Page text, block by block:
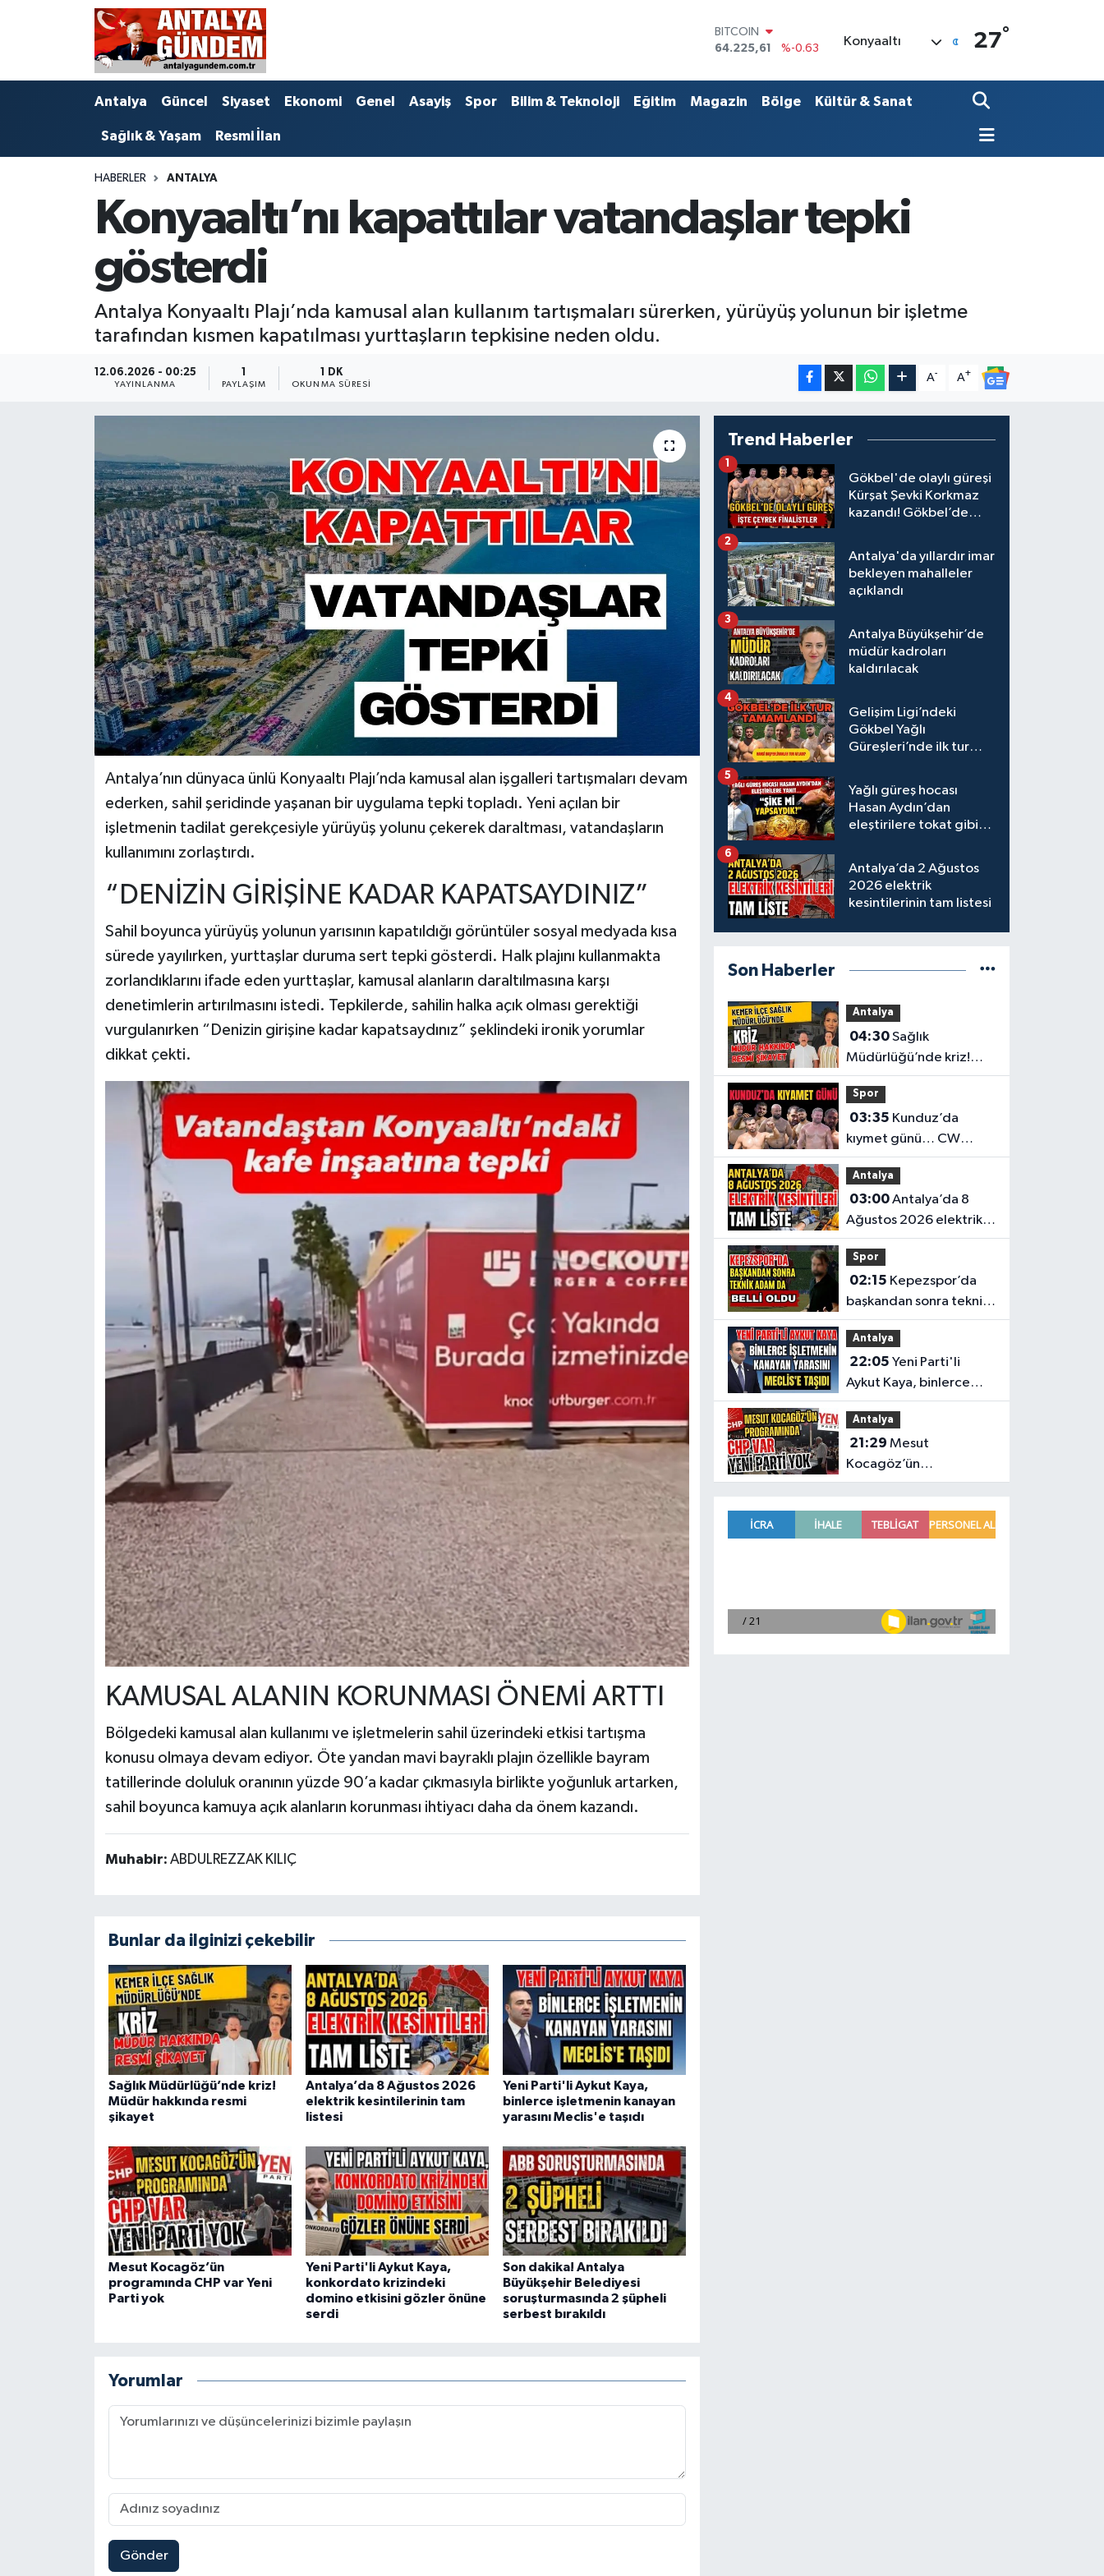
DOLAR
47,6704
%0
STERLİN
Konyaaltı 27°
Antalya Güncel Siyaset Ekonomi Genel Asayiş Spor Bilim & Teknoloji Eğitim Magazin Bölge Kültür & Sanat
Sağlık & Yaşam Resmi İlan
HABERLER ANTALYA
Konyaaltı’nı kapattılar vatandaşlar tepki
gösterdi
Antalya Konyaaltı Plajı’nda kamusal alan kullanım tartışmaları sürerken, yürüyüş yolunun bir işletme
tarafından kısmen kapatılması yurttaşların tepkisine neden oldu.
12.06.2026 - 00:25
YAYINLANMA
1
PAYLAŞIM
1 DK
OKUNMA SÜRESI
A- A+
Antalya’nın dünyaca ünlü Konyaaltı Plajı’nda kamusal alan işgalleri tartışmaları devam
ederken, sahil şeridinde yaşanan bir uygulama tepki topladı. Yeni açılan bir
işletmenin tadilat gerekçesiyle yürüyüş yolunu çekerek daraltması, vatandaşların
kullanımını zorlaştırdı.
“DENİZİN GİRİŞİNE KADAR KAPATSAYDINIZ”
Sahil boyunca yürüyüş yolunun yarısının kapatıldığı görüntüler sosyal medyada kısa
sürede yayılırken, yurttaşlar duruma sert tepki gösterdi. Halk plajını kullanmakta
zorlandıklarını ifade eden yurttaşlar, kamusal alanların daraltılmasına karşı
denetimlerin artırılmasını istedi. Tepkilerde, sahilin halka açık olması gerektiği
vurgulanırken “Denizin girişine kadar kapatsaydınız” şeklindeki ironik yorumlar
dikkat çekti.
KAMUSAL ALANIN KORUNMASI ÖNEMİ ARTTI
Bölgedeki kamusal alan kullanımı ve işletmelerin sahil üzerindeki etkisi tartışma
konusu olmaya devam ediyor. Öte yandan mavi bayraklı plajın özellikle bayram
tatillerinde doluluk oranının yüzde 90’a kadar çıkmasıyla birlikte yoğunluk artarken,
sahil boyunca kamuya açık alanların korunması ihtiyacı daha da önem kazandı.
Muhabir: ABDULREZZAK KILIÇ
Bunlar da ilginizi çekebilir
Sağlık Müdürlüğü’nde kriz!
Müdür hakkında resmi
şikayet
Antalya’da 8 Ağustos 2026
elektrik kesintilerinin tam
listesi
Yeni Parti'li Aykut Kaya,
binlerce işletmenin kanayan
yarasını Meclis'e taşıdı
Mesut Kocagöz’ün
programında CHP var Yeni
Parti yok
Yeni Parti'li Aykut Kaya,
konkordato krizindeki
domino etkisini gözler önüne
serdi
Son dakika! Antalya
Büyükşehir Belediyesi
soruşturmasında 2 şüpheli
serbest bırakıldı
Yorumlar
Gönder
Trend Haberler
Gökbel'de olaylı güreşi
Kürşat Şevki Korkmaz
kazandı! Gökbel’de
Gürbüz elendi!
1
Antalya'da yıllardır imar
bekleyen mahalleler
açıklandı
2
Antalya Büyükşehir’de
müdür kadroları
kaldırılacak
3
Gelişim Ligi’ndeki
Gökbel Yağlı
Güreşleri’nde ilk tur
4
Yağlı güreş hocası
Hasan Aydın’dan
eleştirilere tokat gibi
5
Antalya’da 2 Ağustos
2026 elektrik
kesintilerinin tam listesi
6
Son Haberler
Antalya
04:30Sağlık
Müdürlüğü’nde kriz!
Müdür hakkında resmi
şikayet
Spor
03:35
kıymet günü… CW
Enerji Yağlı Güreş
Ligi’nin 6. Etabı öncesi
nefesler tutuldu
Antalya
03:00Antalya’da 8
Ağustos 2026 elektrik
kesintilerinin tam listesi
Spor
02:15
başkandan sonra teknik
adam da belli oldu
Antalya
22:05
Aykut Kaya, binlerce
işletmenin kanayan
yarasını Meclis'e taşıdı
Antalya
21:29
Kocagöz’ün
programında CHP var
Antalya
Bilim & Teknoloji
Ekonomi
Magazin
Resmi İlan
Sağlık & Yaşam
Siyaset
Antalya Nöbetçi Eczaneler
Antalya Hava Durumu
Antalya Namaz Vakitleri
Süper Lig Puan Durumu ve Fikstür
Tüm Manşetler
Son Dakika Haberleri